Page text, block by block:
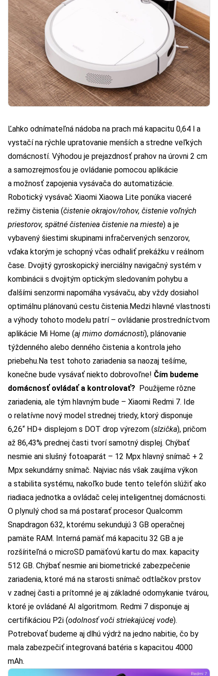
Ľahko odnímateľná nádoba na prach má kapacitu 0,64 l a
vystačí na rýchle upratovanie menších a stredne veľkých
domácností. Výhodou je prejazdnosť prahov na úrovni 2 cm
a samozrejmosťou je ovládanie pomocou aplikácie
a možnosť zapojenia vysávača do automatizácie.
Robotický vysávač Xiaomi Xiaowa Lite ponúka viaceré
režimy čistenia (čistenie okrajov/rohov, čistenie voľných
priestorov, spätné čisteniea čistenie na mieste) a je
vybavený šiestimi skupinami infračervených senzorov,
vďaka ktorým je schopný včas odhaliť prekážku v reálnom
čase. Dvojitý gyroskopický inerciálny navigačný systém v
kombinácii s dvojitým optickým sledovaním pohybu a
ďalšími senzormi napomáha vysávaču, aby vždy dosiahol
optimálnu plánovanú cestu čistenia.Medzi hlavné vlastnosti
a výhody tohoto modelu patrí – ovládanie prostredníctvom
aplikácie Mi Home (aj mimo domácnosti), plánovanie
týždenného alebo denného čistenia a kontrola jeho
priebehu.Na test tohoto zariadenia sa naozaj tešíme,
konečne bude vysávať niekto dobrovoľne! Čím budeme
domácnosť ovládať a kontrolovať?
Použijeme rôzne
zariadenia, ale tým hlavným bude – Xiaomi Redmi 7. Ide
o relatívne nový model strednej triedy, ktorý disponuje
6,26“ HD+ displejom s DOT drop výrezom (slzička), pričom
až 86,43% prednej časti tvorí samotný displej. Chýbať
nesmie ani slušný fotoaparát – 12 Mpx hlavný snímač + 2
Mpx sekundárny snímač. Najviac nás však zaujíma výkon
a stabilita systému, nakoľko bude tento telefón slúžiť ako
riadiaca jednotka a ovládač celej inteligentnej domácnosti.
O plynulý chod sa má postarať procesor Qualcomm
Snapdragon 632, ktorému sekundujú 3 GB operačnej
pamäte RAM. Interná pamäť má kapacitu 32 GB a je
rozšíriteľná o microSD pamäťovú kartu do max. kapacity
512 GB. Chýbať nesmie ani biometrické zabezpečenie
zariadenia, ktoré má na starosti snímač odtlačkov prstov
v zadnej časti a prítomné je aj základné odomykanie tvárou,
ktoré je ovládané AI algoritmom. Redmi 7 disponuje aj
certifikáciou P2i (odolnosť voči striekajúcej vode).
Potrebovať budeme aj dlhú výdrž na jedno nabitie, čo by
mala zabezpečiť integrovaná batéria s kapacitou 4000
mAh.